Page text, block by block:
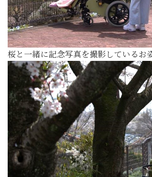
桜と一緒に記念写真を撮影しているお